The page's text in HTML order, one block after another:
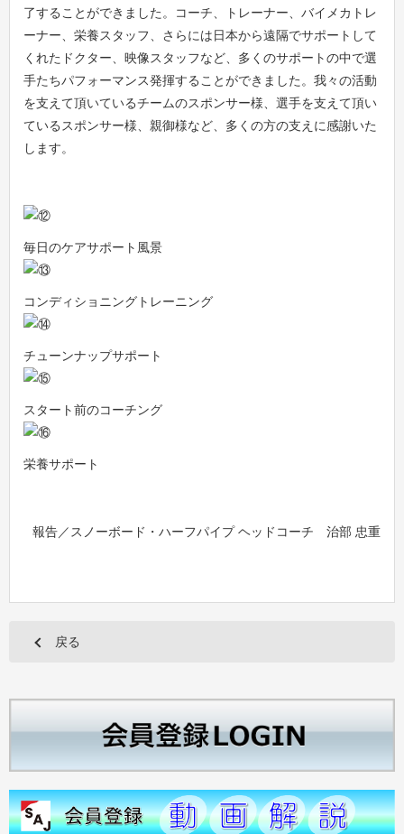
了することができました。コーチ、トレーナー、バイメカトレ
ーナー、栄養スタッフ、さらには日本から遠隔でサポートして
くれたドクター、映像スタッフなど、多くのサポートの中で選
手たちパフォーマンス発揮することができました。我々の活動
を支えて頂いているチームのスポンサー様、選手を支えて頂い
ているスポンサー様、親御様など、多くの方の支えに感謝いた
します。
毎日のケアサポート風景
コンディショニングトレーニング
チューンナップサポート
スタート前のコーチング
栄養サポート
報告／スノーボード・ハーフパイプ ヘッドコーチ 治部 忠重
戻る